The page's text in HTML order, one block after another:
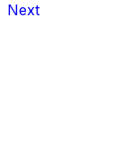
Next